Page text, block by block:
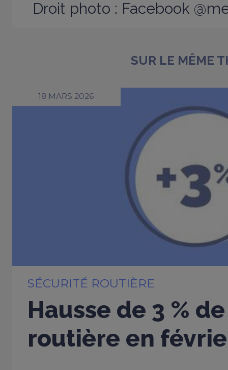
Droit photo : Facebook
SUR LE MÊME
18 MARS 2026
SÉCURITÉ ROUTIÈRE
Hausse de 3 %
routière en